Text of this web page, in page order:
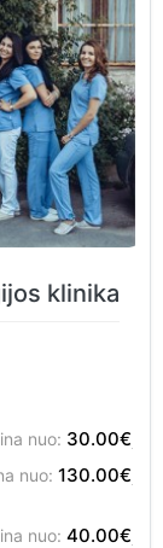
klinika
nuo: 30.00€
nuo: 130.00€
nuo: 40.00€